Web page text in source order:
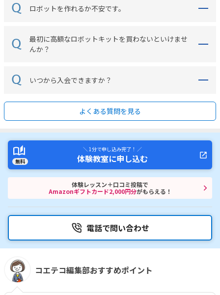
ロボットを作れるか不安です。
最初に高額なロボットキットを買わないといけませ
んか？
いつから入会できますか？
よくある質問を見る
無料
＼ 1分で申し込み完了！ ／
体験教室に申し込む
体験レッスン＋口コミ投稿で
Amazonギフトカード2,000円分がもらえる！
電話で問い合わせ
コエテコ編集部おすすめポイント